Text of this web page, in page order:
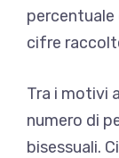
percentuale
cifre
Tra i motivi
numero di
bisessuali.